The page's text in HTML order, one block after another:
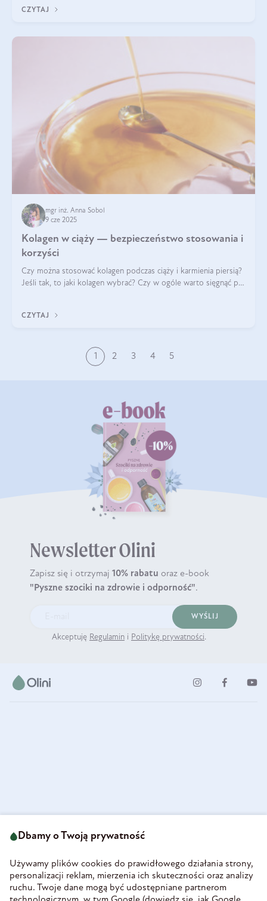
CZYTAJ
mgr inż. Anna Sobol
9 cze 2025
Kolagen w ciąży — bezpieczeństwo stosowania i
korzyści
Czy można stosować kolagen podczas ciąży i karmienia piersią?
Jeśli tak, to jaki kolagen wybrać? Czy w ogóle warto sięgnąć po
CZYTAJ
1 2 3 4 5
Newsletter Olini
Zapisz się i otrzymaj 10% rabatu oraz e-book
"Pyszne szociki na zdrowie i odporność".
WYŚLIJ
Akceptuję Regulamin i Politykę prywatności.
58-160 Świebodzice
REGON 890213034
INFORMACJE
Dbamy o Twoją prywatność
Używamy plików cookies do prawidłowego działania strony,
personalizacji reklam, mierzenia ich skuteczności oraz analizy
ruchu. Twoje dane mogą być udostępniane partnerom